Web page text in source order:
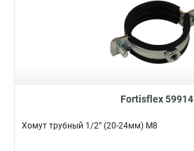
Fortisflex 59914
Хомут трубный 1/2” (20-24мм) М8